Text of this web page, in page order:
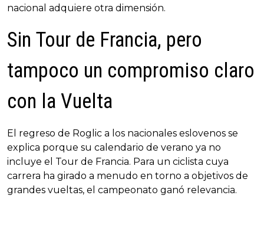
nacional adquiere otra dimensión.
Sin Tour de Francia, pero
tampoco un compromiso claro
con la Vuelta
El regreso de Roglic a los nacionales eslovenos se
explica porque su calendario de verano ya no
incluye el Tour de Francia. Para un ciclista cuya
carrera ha girado a menudo en torno a objetivos de
grandes vueltas, el campeonato ganó relevancia.